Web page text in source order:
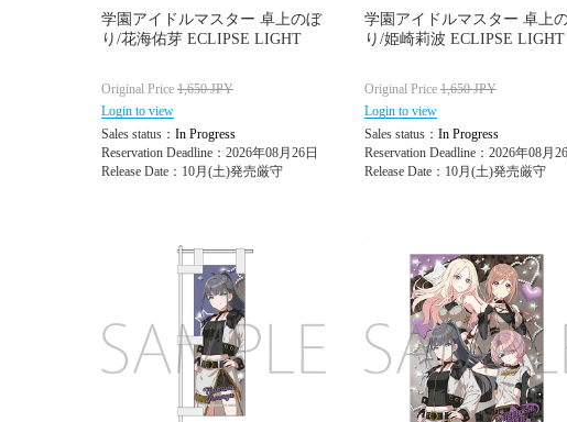
学園アイドルマスター 卓上のぼ
り/花海佑芽 ECLIPSE LIGHT
Original Price 1,650JPY
Login to view
Sales status： In Progress
Reservation Deadline：2026年08月26日
Release Date：10月(土)発売厳守
学園アイドルマスター 卓上
り/姫崎莉波 ECLIPSE LIGHT
Original Price 1,650JPY
Login to view
Sales status： In Progress
Reservation Deadline：2026年08月
Release Date：10月(土)発売厳守